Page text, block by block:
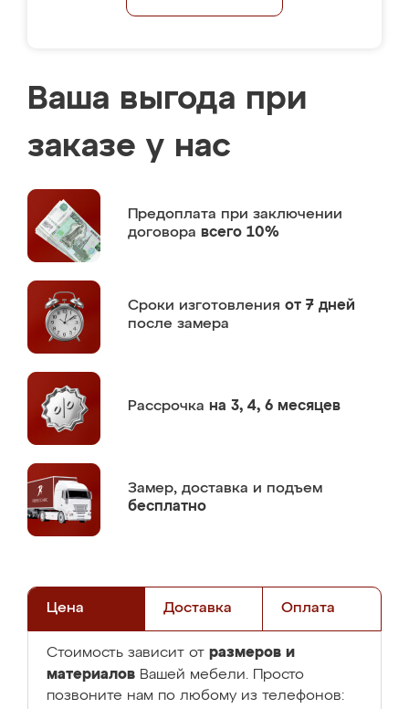
Ваша выгода при
заказе у нас
Предоплата при заключении
договора всего 10%
Сроки изготовления от 7 дней
после замера
Рассрочка на 3, 4, 6 месяцев
Замер, доставка и подъем
бесплатно
Цена Доставка Оплата
Стоимость зависит от размеров и
материалов Вашей мебели. Просто
позвоните нам по любому из телефонов: